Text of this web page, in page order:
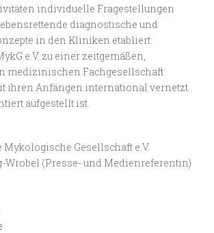
individuelle Fragestellungen
diagnostische und
in den Kliniken etabliert.
e.V. zu einer zeitgemäßen,
medizinischen Fachgesellschaft
ihren Anfängen international vernetzt
aufgestellt ist.
Mykologische Gesellschaft e.V.
Wrobel (Presse- und Medienreferentin)